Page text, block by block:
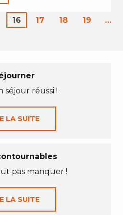
16 17 18 19 …
séjour réussi !
LA SUITE
pas manquer !
LA SUITE